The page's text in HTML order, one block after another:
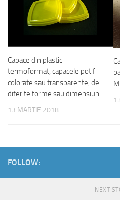
Capace din plastic
termoformat, capacele pot fi
colorate sau transparente, de
diferite forme sau dimensiuni.
13 MARTIE 2018
FOLLOW:
NEXT